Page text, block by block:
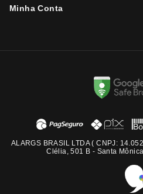
Minha Conta
ALARGS BRASIL LTDA ( CNPJ:
Clélia, 501 B - Santa